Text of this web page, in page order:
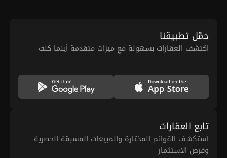
حمّل تطبيقنا
اكتشف العقارات بسهولة مع ميزات متقدمة أينما كنت
تابع العقارات
استكشف القوائم المختارة والمبيعات المسبقة الحصرية
وفرص الاستثمار